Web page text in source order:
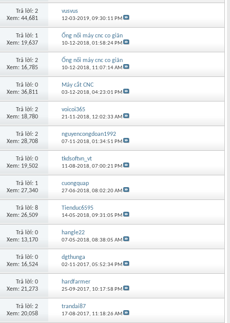
Trả lời: 2
Xem: 44,681
vusvus
12-03-2019,09:30:11 PM
Trả lời: 1
Xem: 19,637
Ống nối máy cnc co giãn
10-12-2018,01:58:24 PM
Trả lời: 2
Xem: 16,785
Ống nối máy cnc co giãn
10-12-2018, 11:07:14 AM
Trả lời: 0
Xem: 36,811
Máy cắt CNC
03-12-2018,04:23:01 PM
Trả lời: 2
Xem: 18,780
voicoi365
21-11-2018, 12:02:33 AM
Trả lời: 2
Xem: 28,708
nguyencongdoan1992
07-11-2018,01:34:51 PM
Trả lời: 0
Xem: 19,502
tkdsoftvn_vt
11-08-2018,07:00:21 PM
Trả lời: 1
Xem: 27,340
cuongquap
27-06-2018,08:02:20 AM
Trả lời: 8
Xem: 26,509
Tienduc6595
14-05-2018,09:31:05 PM
Trả lời: 0
Xem: 13,170
hangle22
07-05-2018,08:38:05 AM
Trả lời: 0
Xem: 16,524
dgthunga
02-11-2017,05:52:34 PM
Trả lời: 0
Xem: 21,273
hardfarmer
25-09-2017, 10:17:58 PM
Trả lời: 2
Xem: 20,058
trandai87
17-08-2017, 11:18:26 AM